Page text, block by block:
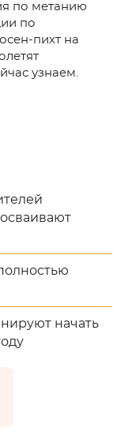
по метанию
по
пихт на
узнаем.
начать